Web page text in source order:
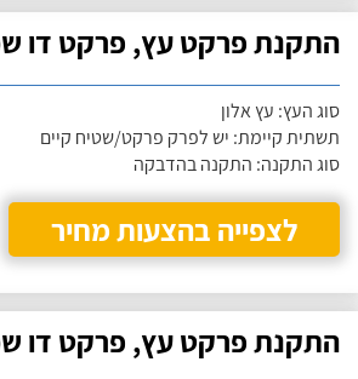
התקנת פרקט עץ, פרקט דו
סוג העץ: עץ אלון
תשתית קיימת: יש לפרק פרקט/שטיח קיים
סוג התקנה: התקנה בהדבקה
לצפייה בהצעות מחיר
התקנת פרקט עץ, פרקט דו